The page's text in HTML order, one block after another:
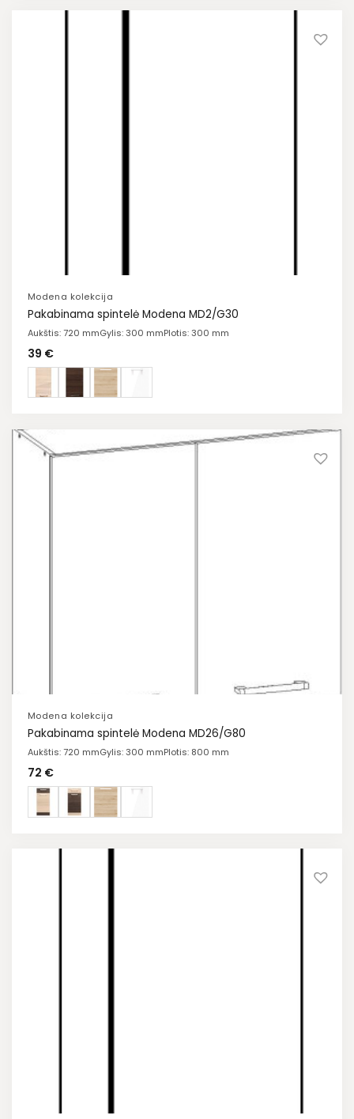
Modena kolekcija
Pakabinama spintelė Modena MD2/G30
Aukštis: 720 mmGylis: 300 mmPlotis: 300 mm
39 €
Modena kolekcija
Pakabinama spintelė Modena MD26/G80
Aukštis: 720 mmGylis: 300 mmPlotis: 800 mm
72 €